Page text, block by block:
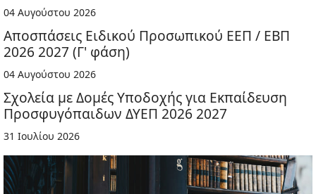
04 Αυγούστου 2026
Αποσπάσεις Ειδικού Προσωπικού ΕΕΠ / ΕΒΠ
2026 2027 (Γ' φάση)
04 Αυγούστου 2026
Σχολεία με Δομές Υποδοχής για Εκπαίδευση
Προσφυγόπαιδων ΔΥΕΠ 2026 2027
31 Ιουλίου 2026